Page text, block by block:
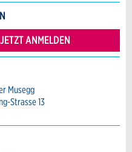
JETZT ANMELDEN
Musegg
Strasse 13